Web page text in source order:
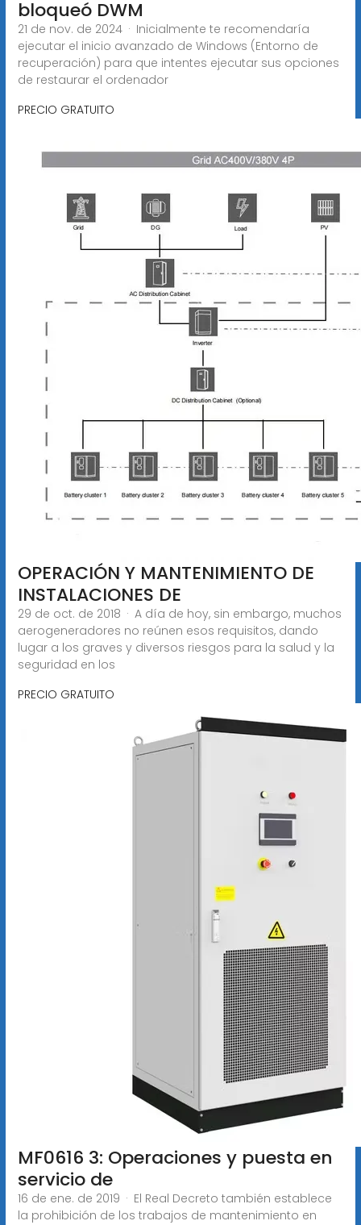
bloqueó DWM
21 de nov. de 2024 · Inicialmente te recomendaría
ejecutar el inicio avanzado de Windows (Entorno de
recuperación) para que intentes ejecutar sus opciones
de restaurar el ordenador
PRECIO GRATUITO
OPERACIÓN Y MANTENIMIENTO DE
INSTALACIONES DE
29 de oct. de 2018 · A día de hoy, sin embargo, muchos
aerogeneradores no reúnen esos requisitos, dando
lugar a los graves y diversos riesgos para la salud y la
seguridad en los
PRECIO GRATUITO
MF0616 3: Operaciones y puesta en
servicio de
16 de ene. de 2019 · El Real Decreto también establece
la prohibición de los trabajos de mantenimiento en